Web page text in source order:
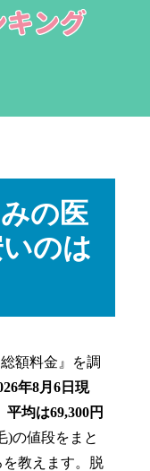
の医
のは
額料金』を調
年8月6日現
均は69,300円
)の値段をまと
教えます。脱